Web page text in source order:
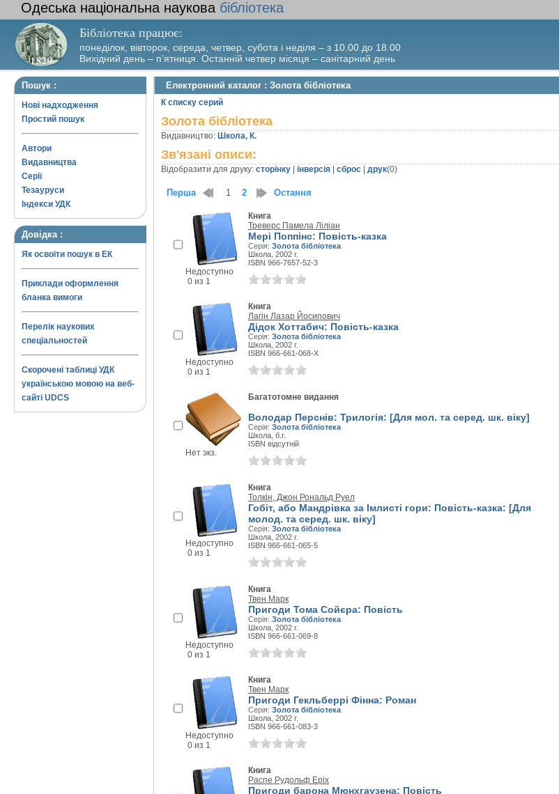
Одеська національна наукова бібліотека
Бібліотека працює:
понеділок, вівторок, середа, четвер, субота і неділя – з 10.00 до 18.00
Вихідний день – п’ятниця. Останній четвер місяця – санітарний день
Пошук :
Нові надходження
Простий пошук
Автори
Видавництва
Серії
Тезауруси
Індекси УДК
Довідка :
Як освоїти пошук в ЕК
Приклади оформлення
бланка вимоги
Перелік наукових
спеціальностей
Скорочені таблиці УДК
українською мовою на веб-
сайті UDCS
Електронний каталог : Золота бібліотека
К списку серий
Золота бібліотека
Видавництво: Школа, К.
Зв'язані описи:
Відобразити для друку: сторінку інверсія сброс друк(0)
Перша 1 2 Остання
Недоступно
0 из 1
Книга
Треверс Памела Ліліан
Мері Поппінс: Повість-казка
Серія: Золота бібліотека
Школа, 2002 г.
ISBN 966-7657-52-3
Недоступно
0 из 1
Книга
Лагін Лазар Йосипович
Дідок Хоттабич: Повість-казка
Серія: Золота бібліотека
Школа, 2002 г.
ISBN 966-661-068-X
Нет экз.
Багатотомне видання
Володар Перснів: Трилогія: [Для мол. та серед. шк. віку]
Серія: Золота бібліотека
Школа, б.г.
ISBN відсутній
Недоступно
0 из 1
Книга
Толкін, Джон Рональд Руел
Гобіт, або Мандрівка за Імлисті гори: Повість-казка: [Для
молод. та серед. шк. віку]
Серія: Золота бібліотека
Школа, 2002 г.
ISBN 966-661-065-5
Недоступно
0 из 1
Книга
Твен Марк
Пригоди Тома Сойєра: Повість
Серія: Золота бібліотека
Школа, 2002 г.
ISBN 966-661-069-8
Недоступно
0 из 1
Книга
Твен Марк
Пригоди Гекльберрі Фінна: Роман
Серія: Золота бібліотека
Школа, 2002 г.
ISBN 966-661-083-3
Книга
Распе Рудольф Еріх
Пригоди барона Мюнхгаузена: Повість